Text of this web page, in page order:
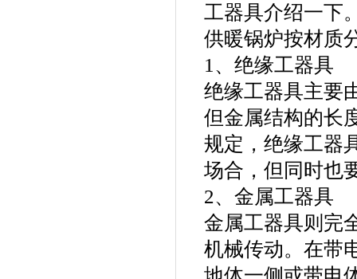
工器具介绍一下
供暖锅炉按材质
1、绝缘工器具
绝缘工器具主要
但金属结构的长
规定，绝缘工器
场合，但同时也
2、金属工器具
金属工器具则完
机械传动。在带